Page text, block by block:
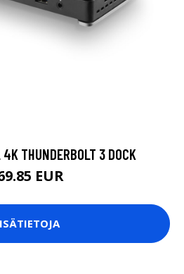
4K THUNDERBOLT 3 DOCK
EUR